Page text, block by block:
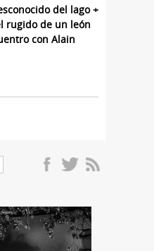
del lago +
rugido de un león
con Alain